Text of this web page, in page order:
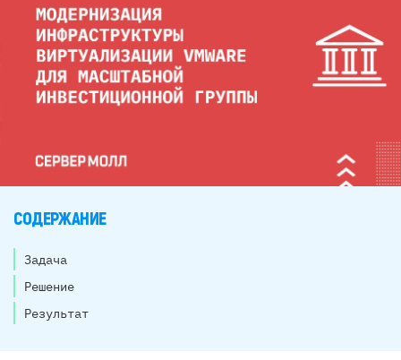
СОДЕРЖАНИЕ
Задача
Решение
Результат